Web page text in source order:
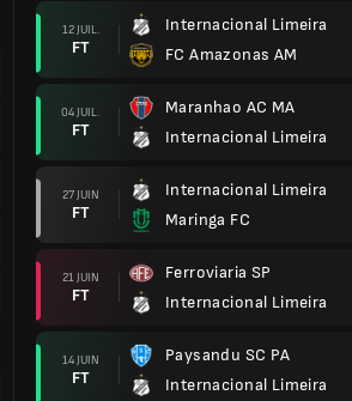
12 JUIL.
FT
Internacional Limeira
FC Amazonas AM
04 JUIL.
FT
Maranhao AC MA
Internacional Limeira
27 JUIN
FT
Internacional Limeira
Maringa FC
21 JUIN
FT
Ferroviaria SP
Internacional Limeira
14 JUIN
FT
Paysandu SC PA
Internacional Limeira